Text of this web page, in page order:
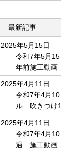
最新記事
2025年5月15日
令和7年5月
年前施工動画
2025年4月11日
令和7年4月
ル 吹きつけ
2025年4月11日
令和7年4月
過 施工動画